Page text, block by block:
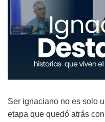
Ser ignaciano no es solo
etapa que quedó atrás